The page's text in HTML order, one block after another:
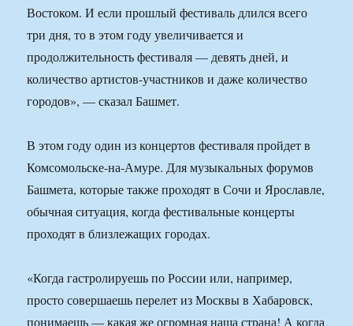
Востоком. И если прошлый фестиваль длился всего
три дня, то в этом году увеличивается и
продолжительность фестиваля — девять дней, и
количество артистов-участников и даже количество
городов», — сказал Башмет.
В этом году один из концертов фестиваля пройдет в
Комсомольске-на-Амуре. Для музыкальных форумов
Башмета, которые также проходят в Сочи и Ярославле,
обычная ситуация, когда фестивальные концерты
проходят в близлежащих городах.
«Когда гастролируешь по России или, например,
просто совершаешь перелет из Москвы в Хабаровск,
понимаешь — какая же огромная наша страна! А когда